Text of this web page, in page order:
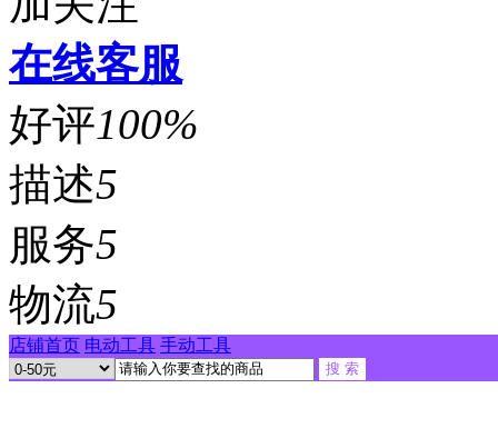
在线客服
好评100%
描述5
服务5
物流5
店铺首页 电动工具 手动工具